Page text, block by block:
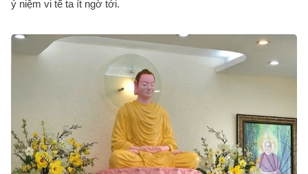
ý niệm vi tế ta ít ngờ tới.